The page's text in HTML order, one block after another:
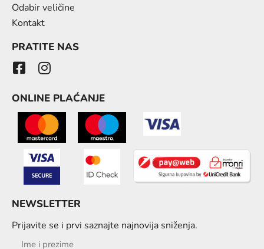
Odabir veličine
Kontakt
PRATITE NAS
ONLINE PLAĆANJE
NEWSLETTER
Prijavite se i prvi saznajte najnovija sniženja.